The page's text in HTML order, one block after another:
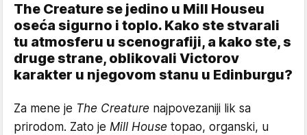
The Creature se jedino u Mill Houseu
oseća sigurno i toplo. Kako ste stvarali
tu atmosferu u scenografiji, a kako ste, s
druge strane, oblikovali Victorov
karakter u njegovom stanu u Edinburgu?
Za mene je The Creature najpovezaniji lik sa
prirodom. Zato je Mill House topao, organski, u